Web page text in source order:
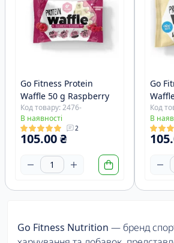
Go Fitness Protein
Waffle 50 g Raspberry
Код товару: 2476-
В наявності
2
105.00 ₴
Go
Код
В
Go Fitness Nutrition — бренд